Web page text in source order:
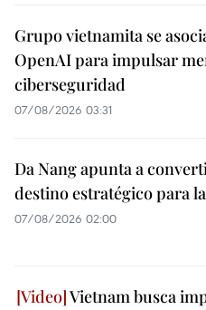
Grupo vietnamita se
OpenAI para impulsar
ciberseguridad
07/08/2026 03:31
Da Nang apunta a
destino estratégico para
07/08/2026 02:00
Vietnam busca